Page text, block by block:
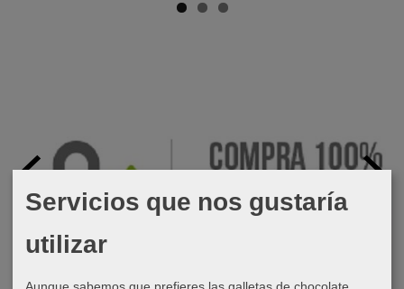
Servicios que nos gustaría
utilizar